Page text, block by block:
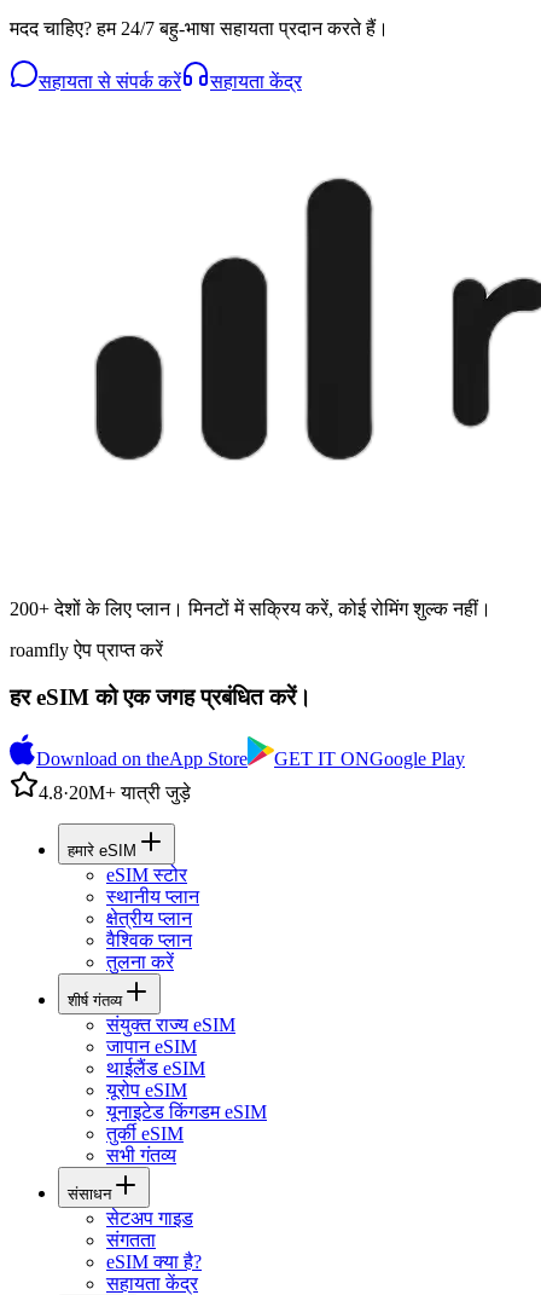
मदद चाहिए? हम 24/7 बहु-भाषा सहायता प्रदान करते हैं।
सहायता से संपर्क करें सहायता केंद्र
200+ देशों के लिए प्लान। मिनटों में सक्रिय करें, कोई रोमिंग शुल्क नहीं।
roamfly ऐप प्राप्त करें
हर eSIM को एक जगह प्रबंधित करें।
Download on theApp Store GET IT ONGoogle Play
4.8·20M+ यात्री जुड़े
हमारे eSIM
eSIM स्टोर
स्थानीय प्लान
क्षेत्रीय प्लान
वैश्विक प्लान
तुलना करें
शीर्ष गंतव्य
संयुक्त राज्य eSIM
जापान eSIM
थाईलैंड eSIM
यूरोप eSIM
यूनाइटेड किंगडम eSIM
तुर्की eSIM
सभी गंतव्य
संसाधन
सेटअप गाइड
संगतता
eSIM क्या है?
सहायता केंद्र